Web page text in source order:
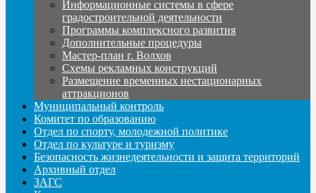
Информационные системы в сфере
градостроительной деятельности
Программы комплексного развития
Дополнительные процедуры
Мастер-план г. Волхов
Схемы рекламных конструкций
Размещение временных нестационарных
аттракционов
Муниципальный контроль
Комитет по образованию
Отдел по спорту, молодежной политике
Отдел по культуре и туризму
Безопасность жизнедеятельности и защита территорий
Архивный отдел
ЗАГС